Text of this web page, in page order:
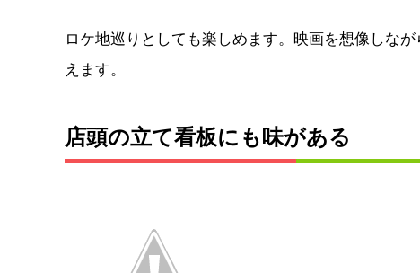
ロケ地巡りとしても楽しめます。映画を想像しな
えます。
店頭の立て看板にも味がある